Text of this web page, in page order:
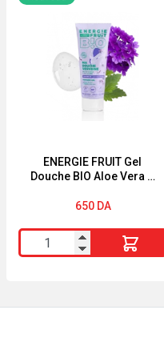
Lait
Sauvage
390mlENERGIE FRUIT Gel
Douche BIO Aloe Vera &
650 DA
quantité
de